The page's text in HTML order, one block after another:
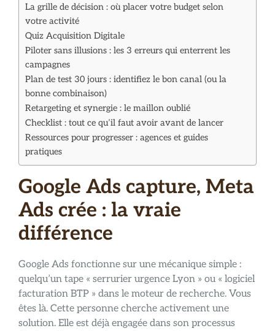
La grille de décision : où placer votre budget selon
votre activité
Quiz Acquisition Digitale
Piloter sans illusions : les 3 erreurs qui enterrent les
campagnes
Plan de test 30 jours : identifiez le bon canal (ou la
bonne combinaison)
Retargeting et synergie : le maillon oublié
Checklist : tout ce qu’il faut avoir avant de lancer
Ressources pour progresser : agences et guides
pratiques
Google Ads capture, Meta
Ads crée : la vraie
différence
Google Ads fonctionne sur une mécanique simple :
quelqu’un tape « serrurier urgence Lyon » ou « logiciel
facturation BTP » dans le moteur de recherche. Vous
êtes là. Cette personne cherche activement une
solution. Elle est déjà engagée dans son processus